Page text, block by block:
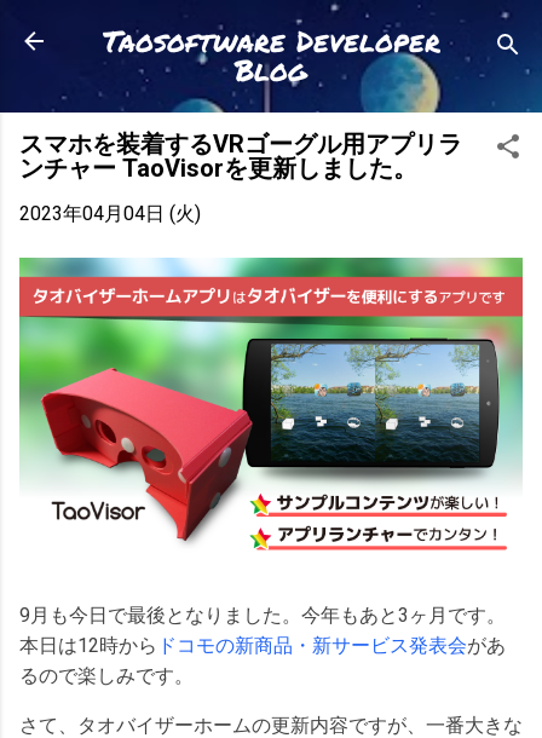
スキップしてメイン コンテンツに移動
Taosoftware Developer
Blog
スマホを装着するVRゴーグル用アプリラ
ンチャー TaoVisorを更新しました。
2023年04月04日 (火)
9月も今日で最後となりました。今年もあと3ヶ月です。
本日は12時から ドコモの新商品・新サービス発表会があ
るので楽しみです。
さて、タオバイザーホームの更新内容ですが、一番大きな